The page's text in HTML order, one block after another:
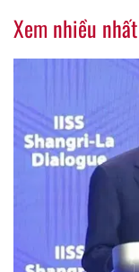
Xem nhiều nhất